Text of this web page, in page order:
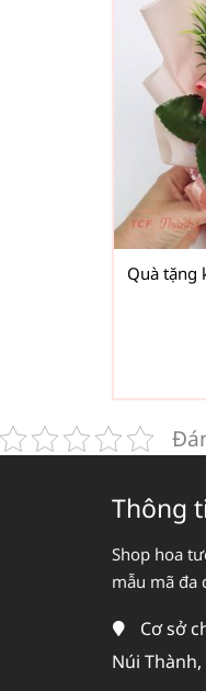
Quà tặng
Thông
Shop hoa
mẫu mã đa
Cơ sở
Núi